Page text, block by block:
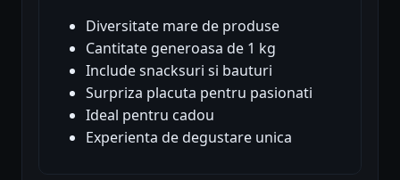
Diversitate mare de produse
Cantitate generoasa de 1 kg
Include snacksuri si bauturi
Surpriza placuta pentru pasionati
Ideal pentru cadou
Experienta de degustare unica